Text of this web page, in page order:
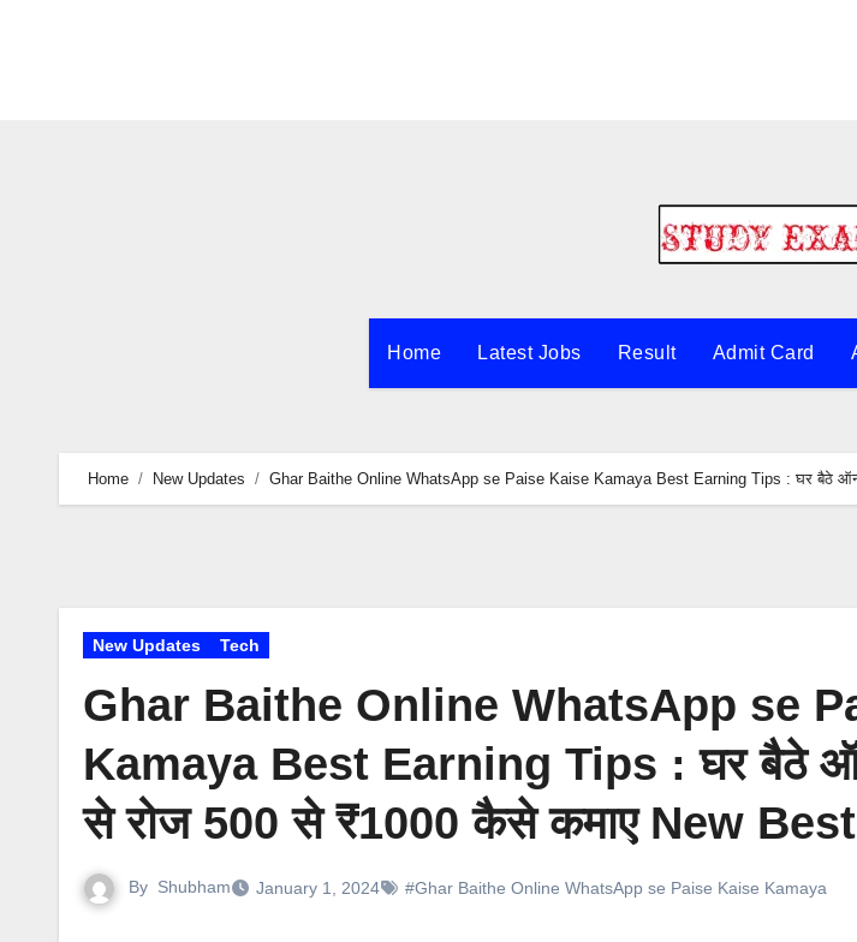
Home Latest Jobs Result Admit Card
Home New Updates Ghar Baithe Online WhatsApp se Paise Kaise Kamaya Best Earning Tips : घर बैठे
New Updates Tech
Ghar Baithe Online WhatsApp se
Kamaya Best Earning Tips : घर बैठे
से रोज 500 से ₹1000 कैसे कमाए New
By Shubham January 1, 2024 #Ghar Baithe Online WhatsApp se Paise Kaise Kamaya